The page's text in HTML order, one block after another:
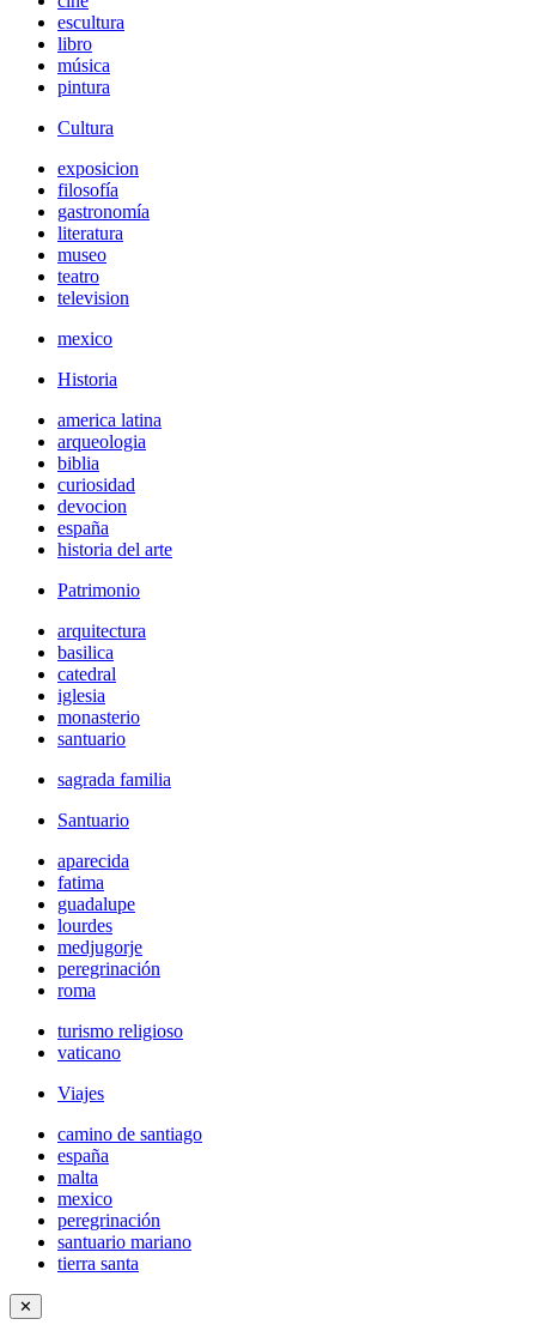
escultura
libro
música
pintura
Cultura
exposicion
filosofía
gastronomía
literatura
museo
teatro
television
mexico
Historia
america latina
arqueologia
biblia
curiosidad
devocion
españa
historia del arte
Patrimonio
arquitectura
basilica
catedral
iglesia
monasterio
santuario
sagrada familia
Santuario
aparecida
fatima
guadalupe
lourdes
medjugorje
peregrinación
roma
turismo religioso
vaticano
Viajes
camino de santiago
españa
malta
mexico
peregrinación
santuario mariano
tierra santa
✕